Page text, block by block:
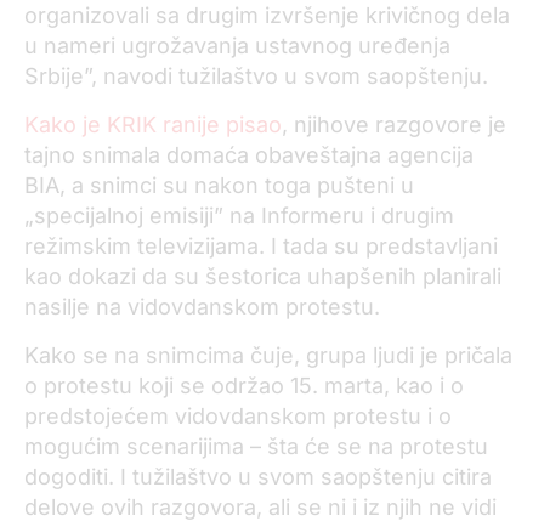
organizovali sa drugim izvršenje krivičnog dela
u nameri ugrožavanja ustavnog uređenja
Srbije”, navodi tužilaštvo u svom saopštenju.
Kako je KRIK ranije pisao, njihove razgovore je
tajno snimala domaća obaveštajna agencija
BIA, a snimci su nakon toga pušteni u
„specijalnoj emisiji” na Informeru i drugim
režimskim televizijama. I tada su predstavljani
kao dokazi da su šestorica uhapšenih planirali
nasilje na vidovdanskom protestu.
Kako se na snimcima čuje, grupa ljudi je pričala
o protestu koji se održao 15. marta, kao i o
predstojećem vidovdanskom protestu i o
mogućim scenarijima – šta će se na protestu
dogoditi. I tužilaštvo u svom saopštenju citira
delove ovih razgovora, ali se ni i iz njih ne vidi